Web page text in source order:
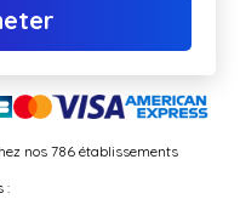
nos 786 établissements
: